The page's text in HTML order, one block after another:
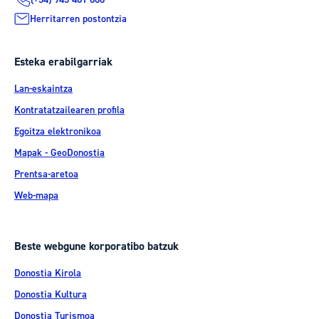
Herritarren postontzia
Esteka erabilgarriak
Lan-eskaintza
Kontratatzailearen profila
Egoitza elektronikoa
Mapak - GeoDonostia
Prentsa-aretoa
Web-mapa
Beste webgune korporatibo batzuk
Donostia Kirola
Donostia Kultura
Donostia Turismoa